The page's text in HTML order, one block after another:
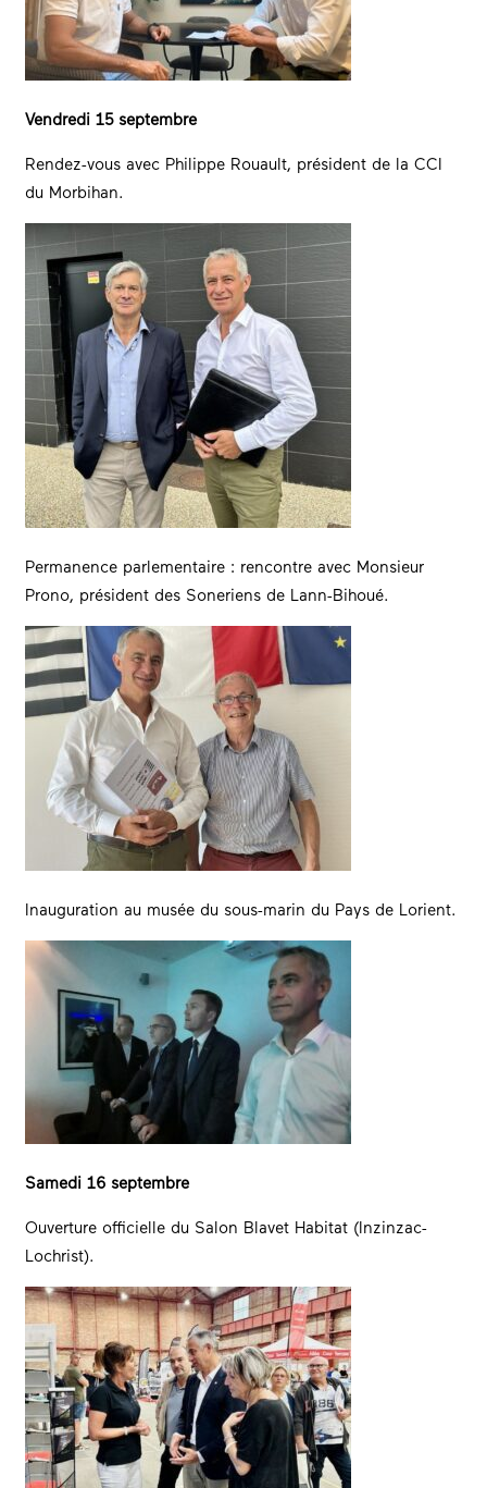
Vendredi 15 septembre
Rendez-vous avec Philippe Rouault, président de la CCI
du Morbihan.
Permanence parlementaire : rencontre avec Monsieur
Prono, président des Soneriens de Lann-Bihoué.
Inauguration au musée du sous-marin du Pays de Lorient.
Samedi 16 septembre
Ouverture officielle du Salon Blavet Habitat (Inzinzac-
Lochrist).